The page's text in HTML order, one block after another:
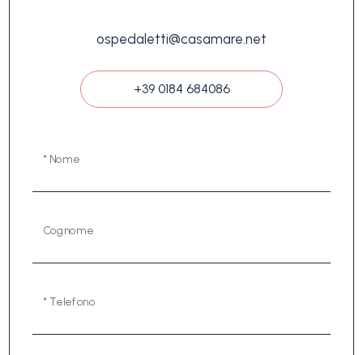
ospedaletti@casamare.net
+39 0184 684086
* Nome
Cognome
* Telefono